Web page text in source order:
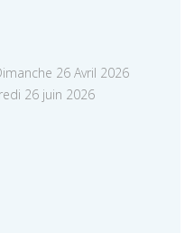
26 Avril 2026
26 juin 2026